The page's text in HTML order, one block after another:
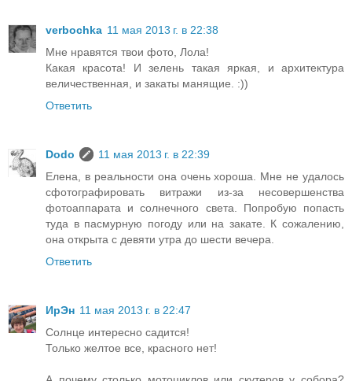
verbochka 11 мая 2013 г. в 22:38
Мне нравятся твои фото, Лола!
Какая красота! И зелень такая яркая, и архитектура
величественная, и закаты манящие. :))
Ответить
Dodo
11 мая 2013 г. в 22:39
Елена, в реальности она очень хороша. Мне не удалось
сфотографировать витражи из-за несовершенства
фотоаппарата и солнечного света. Попробую попасть
туда в пасмурную погоду или на закате. К сожалению,
она открыта с девяти утра до шести вечера.
Ответить
ИрЭн 11 мая 2013 г. в 22:47
Солнце интересно садится!
Только желтое все, красного нет!